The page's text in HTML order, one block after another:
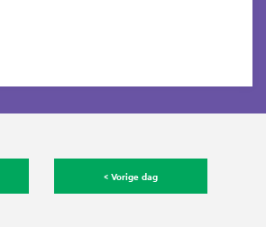
< Vorige dag